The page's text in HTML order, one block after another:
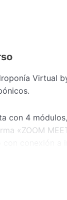
Virtual
con 4
«ZOOM